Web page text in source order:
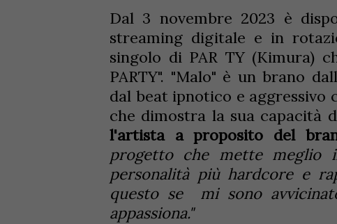
Dal 3 novembre 2023 è
streaming digitale e in
singolo di PAR TY (Kimura)
PARTY". "Malo" è un brano
dal beat ipnotico e aggressivo
che dimostra la sua capacità
l'artista a proposito del
progetto che mette meglio
personalità più hardcore e
questo se mi sono
appassiona."